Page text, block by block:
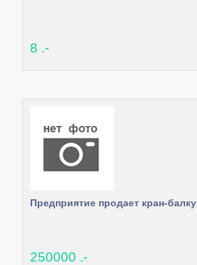
8 .-
Предприятие продает кран-балку
250000 .-